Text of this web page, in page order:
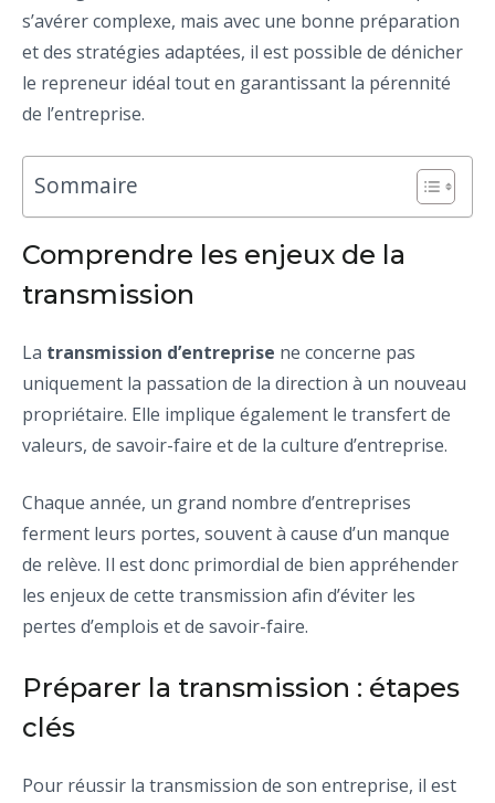
s’avérer complexe, mais avec une bonne préparation
et des stratégies adaptées, il est possible de dénicher
le repreneur idéal tout en garantissant la pérennité
de l’entreprise.
Sommaire
Comprendre les enjeux de la
transmission
La transmission d’entreprise ne concerne pas
uniquement la passation de la direction à un nouveau
propriétaire. Elle implique également le transfert de
valeurs, de savoir-faire et de la culture d’entreprise.
Chaque année, un grand nombre d’entreprises
ferment leurs portes, souvent à cause d’un manque
de relève. Il est donc primordial de bien appréhender
les enjeux de cette transmission afin d’éviter les
pertes d’emplois et de savoir-faire.
Préparer la transmission : étapes
clés
Pour réussir la transmission de son entreprise, il est